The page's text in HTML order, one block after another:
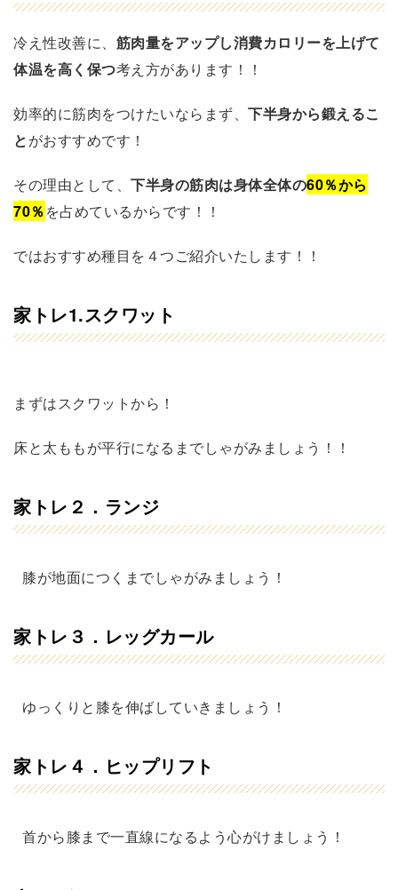
冷え性改善に、 筋肉量をアップし消費カロリーを上げて
体温を高く保つ考え方があります！！
効率的に筋肉をつけたいならまず、 下半身から鍛えるこ
とがおすすめです！
その理由として、 下半身の筋肉は身体全体の60％から
70％ を占めているからです！！
ではおすすめ種目を４つご紹介いたします！！
家トレ1.スクワット
まずはスクワットから！
床と太ももが平行になるまでしゃがみましょう！！
家トレ２．ランジ
膝が地面につくまでしゃがみましょう！
家トレ３．レッグカール
ゆっくりと膝を伸ばしていきましょう！
家トレ４．ヒップリフト
首から膝まで一直線になるよう心がけましょう！